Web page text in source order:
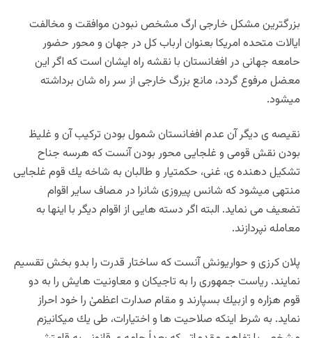
بزرگترين مشكل خارجى ارگ مشخص نبودن موافقت و مخالفت
ايالات متحده امريكا بعنوان ارباب كل در جهان و محور حضور
حامعه جهانى در افغانستان با نقشه راه ايشان است كه اگر اين
معضل مرفوع گردد، مانع بزرگ خارجى از سر راه شان برداشته
ميشود.
نقيصه ى ديگر آن عدم افغانستان شمول بودن تركيب آن و غليظ
بودن نقش قومى و غلجايى محور بودن آنست كه هرسه جناح
تشكيل دهنده ى، غنى، حكمتيار و طالبان به شاخه يك قوم غلجايى
منتهى ميشود كه شانس پيروزى شانرا در مصاف ساير اقوام
تضعيف مى نمايد. البته اگر دسته هايى از اقوام ديگر با اينها به
معامله نپردازند.
پلان كرزى و حواريونش آنست كه ساختار قدرت را بدو بخش تقسيم
نمايند. رياست جمهورى را به تاجيكان و معاونيت هايش را به دو
قوم هزاره و ازبيك بسپارند و مقام صدارت اعظمىٰ را خود احراز
نمايد. به شرط اينكه صلاحيت ها و اختيارات، طى يك ميكانيزم